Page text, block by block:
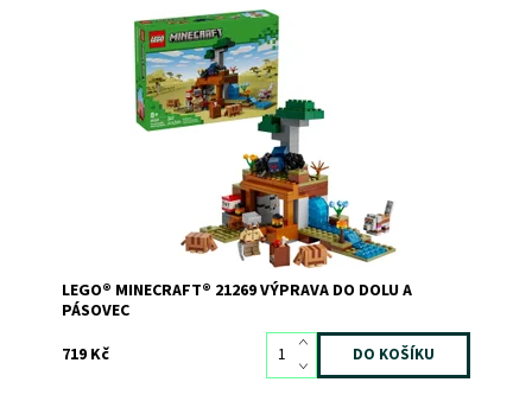
Vstupte do biomu savany, těžte rudu a spojte síly s
přátelskými pásovci a vlkem!
Dostupnost:
Skladem3
12117
LEGO® MINECRAFT® 21269 VÝPRAVA DO DOLU A
PÁSOVEC
719 Kč